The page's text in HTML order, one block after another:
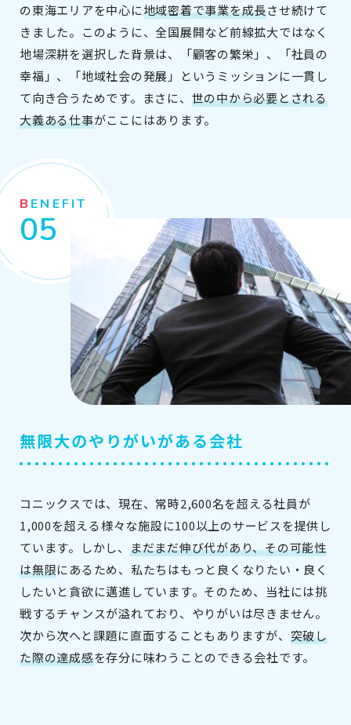
の東海エリアを中心に地域密着で事業を成長させ続けて
きました。このように、全国展開など前線拡大ではなく
地場深耕を選択した背景は、「顧客の繁栄」、「社員の
幸福」、「地域社会の発展」というミッションに一貫し
て向き合うためです。まさに、 世の中から必要とされる
大義ある仕事がここにはあります。
BENEFIT
無限大のやりがいがある会社
コニックスでは、現在、常時2,600名を超える社員が
1,000を超える様々な施設に100以上のサービスを提供し
ています。しかし、 まだまだ伸び代があり、その可能性
は無限にあるため、私たちはもっと良くなりたい・良く
したいと貪欲に邁進しています。そのため、当社には挑
戦するチャンスが溢れており、やりがいは尽きません。
次から次へと課題に直面することもありますが、 突破し
た際の達成感を存分に味わうことのできる会社です。